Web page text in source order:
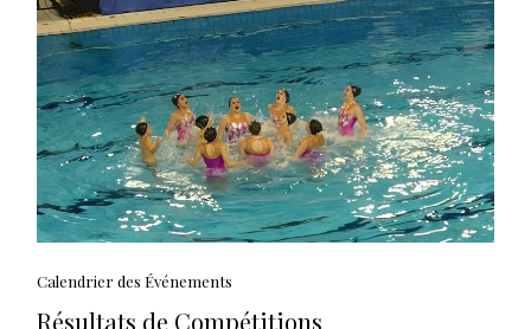
Calendrier des Événements
Résultats de Compétitions